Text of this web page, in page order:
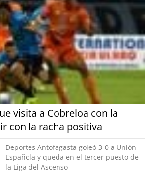
visita a Cobreloa con la
con la racha positiva
Deportes Antofagasta goleó 3-0 a Unión
Española y queda en el tercer puesto de
la Liga del Ascenso